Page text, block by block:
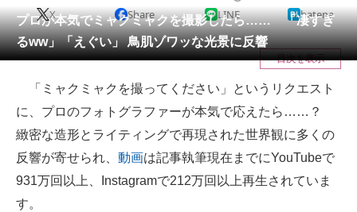
会員記事
メディア
注目記事を集めた総合ページ
ITの今と未来を見通す
スマホと通信の最新トレンド
進化するPCとデバイスの未来
プロが本気でミャクミャクを撮影したら…… 「凄すぎ
るww」「えぐい」 鳥肌ゾワッな光景に反響
X Share LINE hatena
目次を表示
「ミャクミャクを撮ってください」というリクエスト
に、プロのフォトグラファーが本気で応えたら……？
緻密な造形とライティングで再現された世界観に多くの
反響が寄せられ、 動画は記事執筆現在までにYouTubeで
931万回以上、Instagramで212万回以上再生されていま
す。